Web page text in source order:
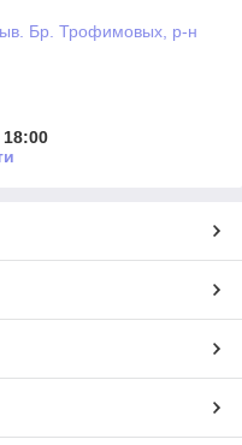
Бр. Трофимовых, р-н